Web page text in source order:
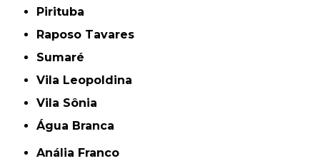
Pirituba
Raposo Tavares
Sumaré
Vila Leopoldina
Vila Sônia
Água Branca
Anália Franco